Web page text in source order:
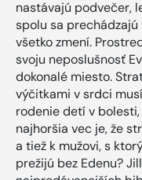
nastávajú podvečer,
spolu sa prechádzajú
všetko zmení.
svoju neposlušnosť
dokonalé miesto.
výčitkami v srdci
rodenie detí v
najhoršia vec je, že
a tiež k mužovi, s
prežijú bez Edenu?